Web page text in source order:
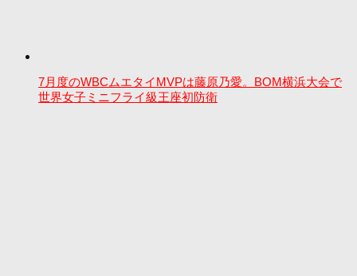
7月度のWBCムエタイMVPは藤原乃愛。BOM横浜大会で
世界女子ミニフライ級王座初防衛